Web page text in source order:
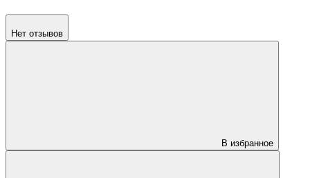
Нет отзывов
В избранное